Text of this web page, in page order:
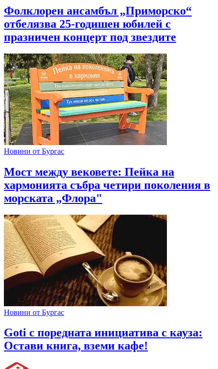
Фолклорен ансамбъл „Приморско“
отбелязва 25-годишен юбилей с
празничен концерт под звездите
Новини от Бургас
Мост между вековете: Пейка на
хармонията събра четири поколения в
морската „Флора"
Новини от Бургас
Goti с поредната инициатива с кауза:
Остави книга, вземи кафе!